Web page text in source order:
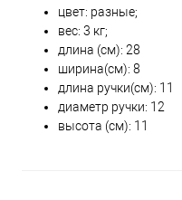
цвет: разные;
вес: 3 кг;
длина (см): 28
ширина(см): 8
длина ручки(см): 11
диаметр ручки: 12
высота (см): 11